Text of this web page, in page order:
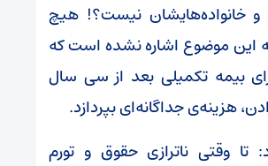
و خانواده‌هایشان نیست؟! هیچ
این موضوع اشاره نشده‌ است که
بیمه تکمیلی بعد از سی سال
هزینه‌ی جداگانه‌ای بپردازد.
تا وقتی ناترازی حقوق و تورم